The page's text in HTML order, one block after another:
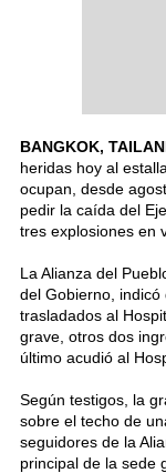
BANGKOK,
heridas hoy al
ocupan, desde
pedir la caída del
tres explosiones en
La Alianza del
del Gobierno,
trasladados al
grave, otros dos
último acudió al
Según testigos, la
sobre el techo de
seguidores de la
principal de la sede